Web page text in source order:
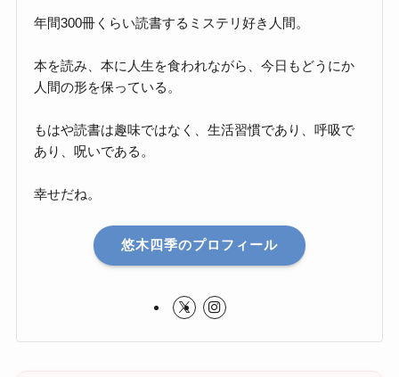
年間300冊くらい読書するミステリ好き人間。
本を読み、本に人生を食われながら、今日もどうにか
人間の形を保っている。
もはや読書は趣味ではなく、生活習慣であり、呼吸で
あり、呪いである。
幸せだね。
悠木四季のプロフィール